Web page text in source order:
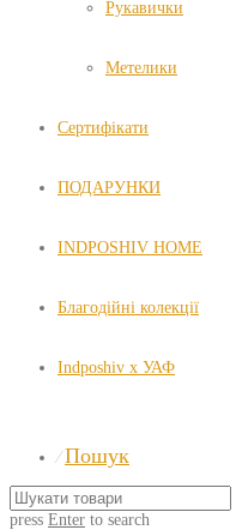
Рукавички
Метелики
Сертифікати
ПОДАРУНКИ
INDPOSHIV HOME
Благодійні колекції
Indposhiv x УАФ
⁄ Пошук
press Enter to search